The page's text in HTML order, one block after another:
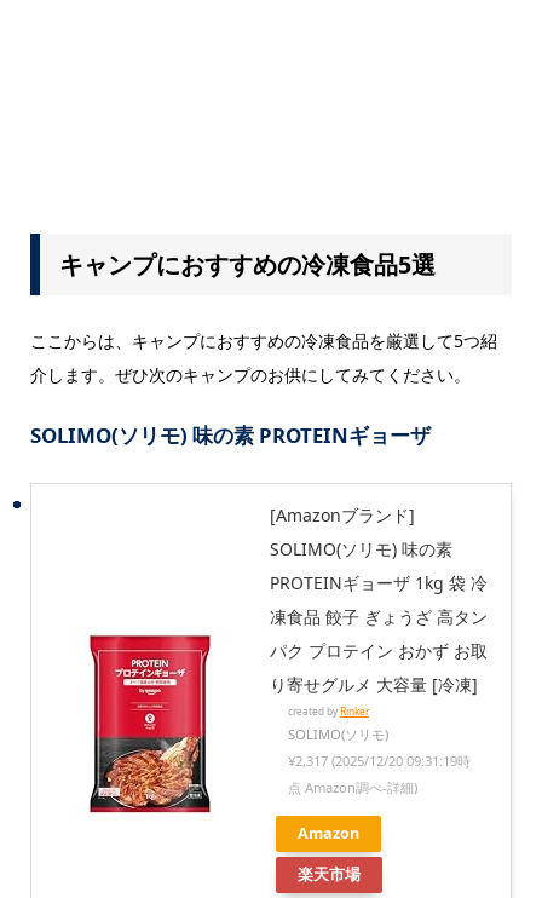
キャンプにおすすめの冷凍食品5選
ここからは、キャンプにおすすめの冷凍食品を厳選して5つ紹
介します。ぜひ次のキャンプのお供にしてみてください。
SOLIMO(ソリモ) 味の素 PROTEINギョーザ
[Amazonブランド]
SOLIMO(ソリモ) 味の素
PROTEINギョーザ 1kg 袋 冷
凍食品 餃子 ぎょうざ 高タン
パク プロテイン おかず お取
り寄せグルメ 大容量 [冷凍]
created byRinker
SOLIMO(ソリモ)
¥2,317 (2025/12/20 09:31:19時
点 Amazon調べ-詳細)
Amazon
楽天市場